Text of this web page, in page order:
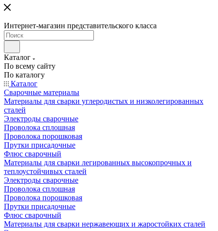
Интернет-магазин представительского класса
Каталог
По всему сайту
По каталогу
Каталог
Сварочные материалы
Материалы для сварки углеродистых и низколегированных
сталей
Электроды сварочные
Проволока сплошная
Проволока порошковая
Прутки присадочные
Флюс сварочный
Материалы для сварки легированных высокопрочных и
теплоустойчивых сталей
Электроды сварочные
Проволока сплошная
Проволока порошковая
Прутки присадочные
Флюс сварочный
Материалы для сварки нержавеющих и жаростойких сталей